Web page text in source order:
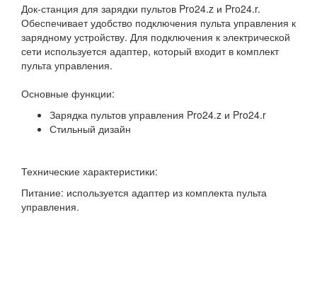
Док-станция для зарядки пультов Pro24.z и Pro24.r.
Обеспечивает удобство подключения пульта управления к
зарядному устройству. Для подключения к электрической
сети используется адаптер, который входит в комплект
пульта управления.
Основные функции:
Зарядка пультов управления Pro24.z и Pro24.r
Стильный дизайн
Технические характеристики:
Питание: используется адаптер из комплекта пульта
управления.